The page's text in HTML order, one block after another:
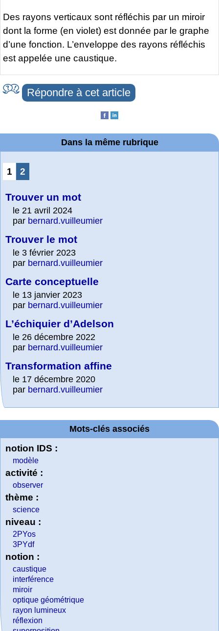
Des rayons verticaux sont réfléchis par un miroir
dont la forme (en violet) est donnée par le graphe
d’une fonction. L’enveloppe des rayons réfléchis
est appelée une caustique.
Répondre à cet article
Dans la même rubrique
1 2
Trouver un mot
le 21 avril 2024
par bernard.vuilleumier
Trouver le mot
le 3 février 2023
par bernard.vuilleumier
Carte conceptuelle
le 13 janvier 2023
par bernard.vuilleumier
L’échiquier d’Adelson
le 26 décembre 2022
par bernard.vuilleumier
Transformation affine
le 17 décembre 2020
par bernard.vuilleumier
Mots-clés associés
notion IDS :
modèle
activité :
observer
thème :
science
niveau :
2PYos
3PYdf
notion :
caustique
interférence
miroir
optique géométrique
rayon lumineux
réflexion